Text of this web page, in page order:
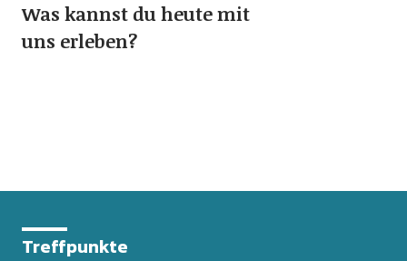
Was kannst du heute mit
uns erleben?
Treffpunkte